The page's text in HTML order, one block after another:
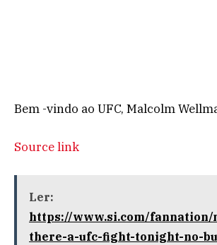
Bem -vindo ao UFC, Malcolm
Source link
Ler:
https://www.si.com/fannation/
there-a-ufc-fight-tonight-no-